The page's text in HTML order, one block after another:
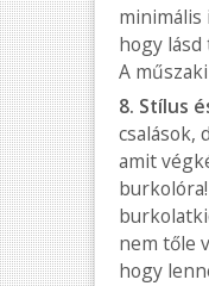
hogy lásd
A
8. Stílus
csalások,
amit
nem tőle
hogy